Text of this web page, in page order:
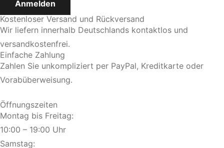
Kostenloser Versand und Rückversand
Wir liefern innerhalb Deutschlands kontaktlos und
versandkostenfrei.
Einfache Zahlung
Zahlen Sie unkompliziert per PayPal, Kreditkarte oder
Vorabüberweisung.
Öffnungszeiten
Montag bis Freitag:
10:00 – 19:00 Uhr
Samstag: